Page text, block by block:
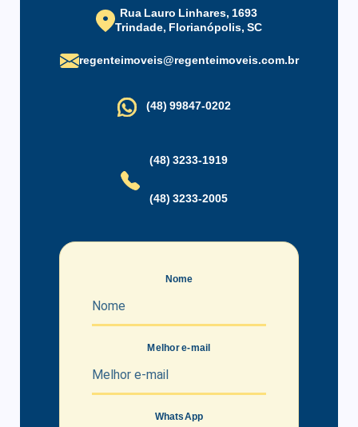
Rua Lauro Linhares, 1693
Trindade, Florianópolis, SC
regenteimoveis@regenteimoveis.com.br
(48) 99847-0202
(48) 3233-1919
(48) 3233-2005
Nome
Melhor e-mail
WhatsApp